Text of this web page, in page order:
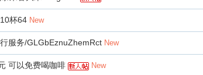
杯64 New
服务/GLGbEznuZhemRct New
可以免费喝咖啡 New